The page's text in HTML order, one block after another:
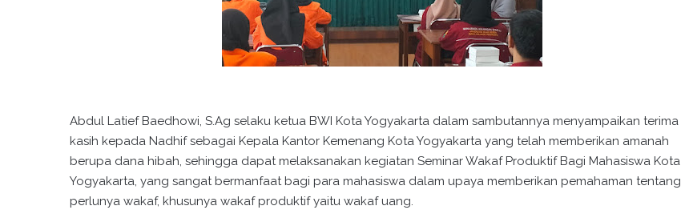
Abdul Latief Baedhowi, S.Ag selaku ketua BWI Kota Yogyakarta dalam sambutannya menyampaikan terima
kasih kepada Nadhif sebagai Kepala Kantor Kemenang Kota Yogyakarta yang telah memberikan amanah
berupa dana hibah, sehingga dapat melaksanakan kegiatan Seminar Wakaf Produktif Bagi Mahasiswa Kota
Yogyakarta, yang sangat bermanfaat bagi para mahasiswa dalam upaya memberikan pemahaman tentang
perlunya wakaf, khusunya wakaf produktif yaitu wakaf uang.